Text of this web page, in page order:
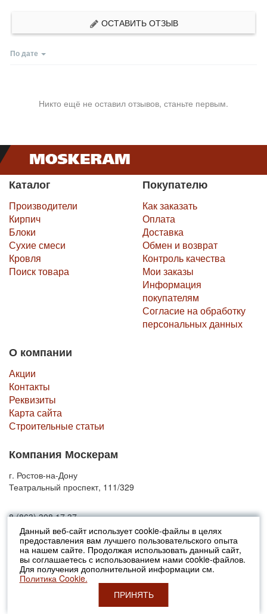
Данный веб-сайт использует cookie-файлы в целях
предоставления вам лучшего пользовательского опыта
на нашем сайте. Продолжая использовать данный сайт,
вы соглашаетесь с использованием нами cookie-файлов.
Для получения дополнительной информации см.
Политика Cookie.
ПРИНЯТЬ
ОСТАВИТЬ ОТЗЫВ
По дате
Никто ещё не оставил отзывов, станьте первым.
Каталог
Производители
Кирпич
Блоки
Сухие смеси
Кровля
Поиск товара
Покупателю
Как заказать
Оплата
Доставка
Обмен и возврат
Контроль качества
Мои заказы
Информация
покупателям
Согласие на обработку
персональных данных
О компании
Акции
Контакты
Реквизиты
Карта сайта
Строительные статьи
Компания Москерам
г. Ростов-на-Дону
Театральный проспект, 111/329
8 (863) 308 17 37
© 2010-2026 Москерам
Указанные на сайте цены не являются публичной офертой (ст.435 ГК
РФ).
Стоимость и наличие товара просьба уточнять в офисах продаж....